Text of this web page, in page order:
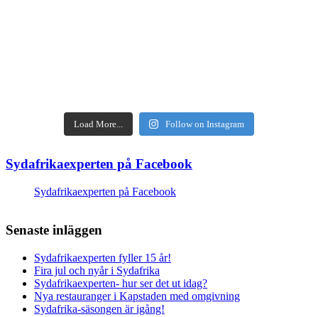
Load More... Follow on Instagram
Sydafrikaexperten på Facebook
Sydafrikaexperten på Facebook
Senaste inläggen
Sydafrikaexperten fyller 15 år!
Fira jul och nyår i Sydafrika
Sydafrikaexperten- hur ser det ut idag?
Nya restauranger i Kapstaden med omgivning
Sydafrika-säsongen är igång!